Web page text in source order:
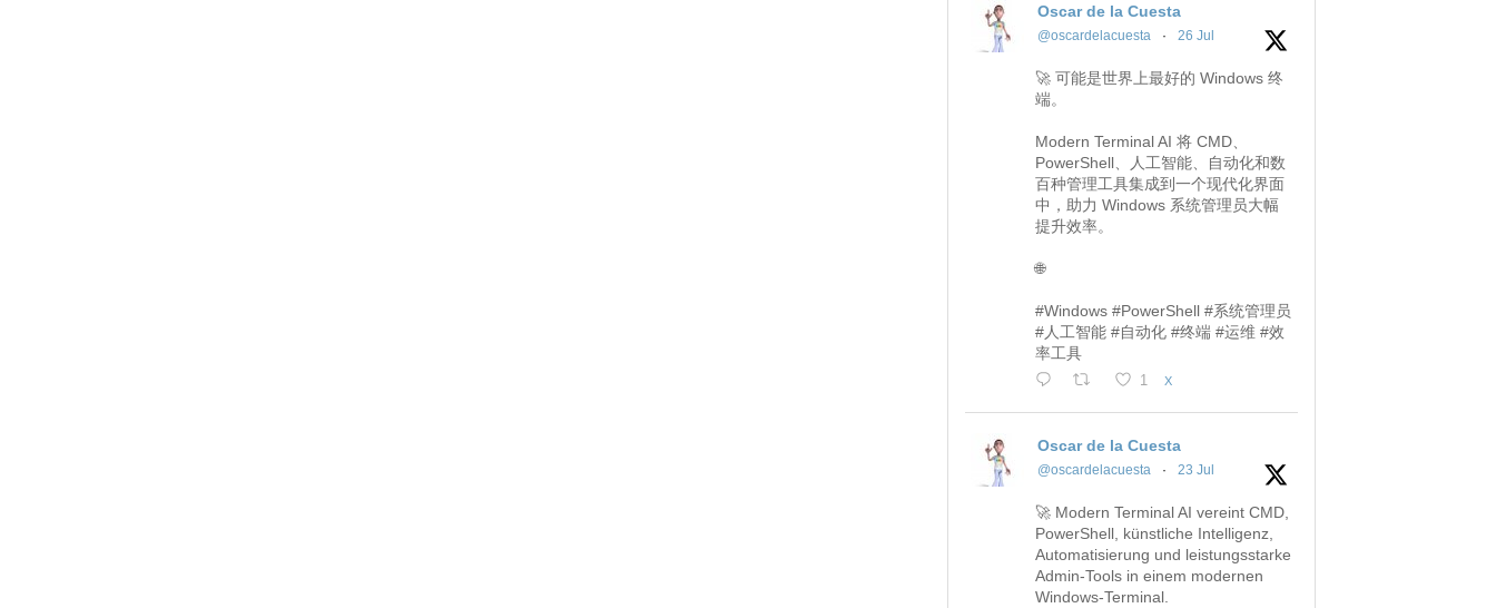
Oscar de la Cuesta
@oscardelacuesta · 26 Jul
🚀 可能是世界上最好的 Windows 终
端。
Modern Terminal AI 将 CMD、
PowerShell、人工智能、自动化和数
百种管理工具集成到一个现代化界面
中，助力 Windows 系统管理员大幅
提升效率。
🌐
#Windows #PowerShell #系统管理员
#人工智能 #自动化 #终端 #运维 #效
率工具
1 X
Oscar de la Cuesta
@oscardelacuesta · 23 Jul
🚀 Modern Terminal AI vereint CMD,
PowerShell, künstliche Intelligenz,
Automatisierung und leistungsstarke
Admin-Tools in einem modernen
Windows-Terminal.